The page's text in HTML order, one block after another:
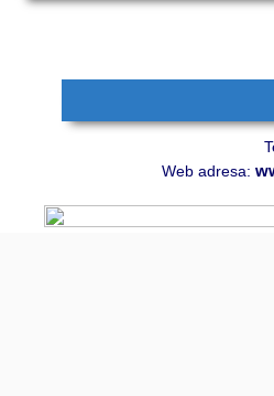
Web adresa: